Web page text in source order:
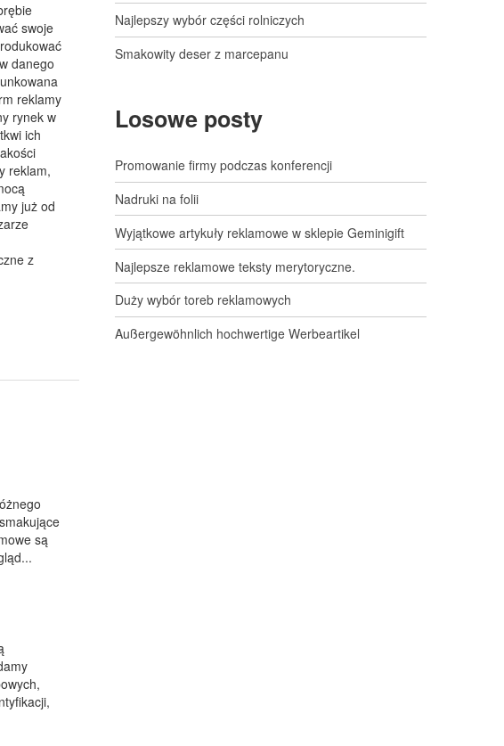
swoje
danego
reklamy
rynek w
ich
reklam,
już od
z
są
Najlepszy wybór części rolniczych
Smakowity deser z marcepanu
Losowe posty
Promowanie firmy podczas konferencji
Nadruki na folii
Wyjątkowe artykuły reklamowe w sklepie Geminigift
Najlepsze reklamowe teksty merytoryczne.
Duży wybór toreb reklamowych
Außergewöhnlich hochwertige Werbeartikel